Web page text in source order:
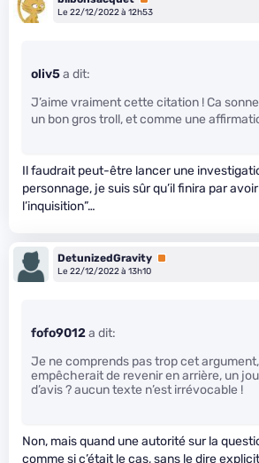
Le 22/12/2022 à 12h53
oliv5a dit:
J’aime vraiment cette citation ! Ca
un bon gros troll, et comme une
Il faudrait peut-être lancer une
personnage, je suis sûr qu’il finira par
l’inquisition”…
DetunizedGravity Premium
Le 22/12/2022 à 13h10
fofo9012a dit:
Je ne comprends pas trop cet
empêcherait de revenir en arrière, un
d’avis ? aucun texte n’est irrévocable !
Non, mais quand une autorité sur la
comme si c’était le cas, sans le dire